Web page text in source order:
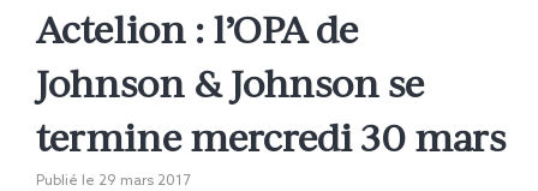
Actelion : l’OPA de
Johnson & Johnson se
termine mercredi 30 mars
Publié le 29 mars 2017